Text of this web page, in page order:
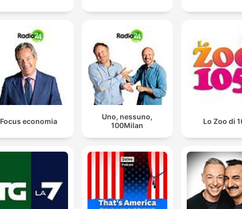
Focus economia
Uno, nessuno,
100Milan
Lo Zoo di